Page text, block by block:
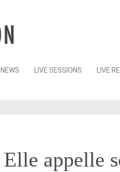
Skip
NEWS LIVE SESSIONS LIVE
Elle appelle